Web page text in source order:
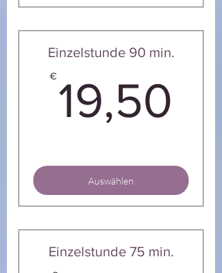
Einzelstunde 90 min.
€ 19,50
Auswählen
Einzelstunde 75 min.